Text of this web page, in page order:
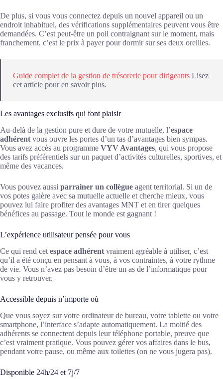
De plus, si vous vous connectez depuis un nouvel appareil ou un
endroit inhabituel, des vérifications supplémentaires peuvent vous être
demandées. C’est peut-être un poil contraignant sur le moment, mais
franchement, c’est le prix à payer pour dormir sur ses deux oreilles.
Guide complet de la gestion de trésorerie pour dirigeants Lisez
cet article pour en savoir plus.
Les avantages exclusifs qui font plaisir
Au-delà de la gestion pure et dure de votre mutuelle, l’espace
adhérent vous ouvre les portes d’un tas d’avantages bien sympas.
Vous avez accès au programme VYV Avantages, qui vous propose
des tarifs préférentiels sur un paquet d’activités culturelles, sportives, et
même des vacances.
Vous pouvez aussi parrainer un collègue agent territorial. Si un de
vos potes galère avec sa mutuelle actuelle et cherche mieux, vous
pouvez lui faire profiter des avantages MNT et en tirer quelques
bénéfices au passage. Tout le monde est gagnant !
L’expérience utilisateur pensée pour vous
Ce qui rend cet espace adhérent vraiment agréable à utiliser, c’est
qu’il a été conçu en pensant à vous, à vos contraintes, à votre rythme
de vie. Vous n’avez pas besoin d’être un as de l’informatique pour
vous y retrouver.
Accessible depuis n’importe où
Que vous soyez sur votre ordinateur de bureau, votre tablette ou votre
smartphone, l’interface s’adapte automatiquement. La moitié des
adhérents se connectent depuis leur téléphone portable, preuve que
c’est vraiment pratique. Vous pouvez gérer vos affaires dans le bus,
pendant votre pause, ou même aux toilettes (on ne vous jugera pas).
Disponible 24h/24 et 7j/7